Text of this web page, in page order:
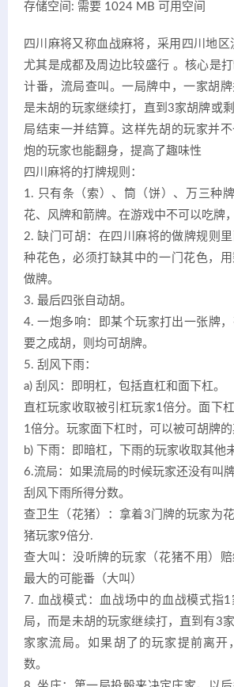
存储空间: 需要 1024 MB 可用空间
四川麻将又称血战麻将，采用四川地区
尤其是成都及周边比较盛行 。核心是打
计番，流局查叫。一局牌中，一家胡
是未胡的玩家继续打，直到3家胡牌或
局结束一并结算。这样先胡的玩家并
炮的玩家也能翻身，提高了趣味性
四川麻将的打牌规则：
1. 只有条（索）、筒（饼）、万三种
花、风牌和箭牌。在游戏中不可以吃牌
2. 缺门可胡：在四川麻将的做牌规则
种花色，必须打缺其中的一门花色，
做牌。
3. 最后四张自动胡。
4. 一炮多响：即某个玩家打出一张牌
要之成胡，则均可胡牌。
5. 刮风下雨：
a) 刮风：即明杠，包括直杠和面下杠。
直杠玩家收取被引杠玩家1倍分。面下
1倍分。玩家面下杠时，可以被可胡牌的
b) 下雨：即暗杠，下雨的玩家收取其他
6.流局：如果流局的时候玩家还没有叫
刮风下雨所得分数。
查卫生（花猪）：拿着3门牌的玩家为
猪玩家9倍分.
查大叫：没听牌的玩家（花猪不用）
最大的可能番（大叫）
7. 血战模式：血战场中的血战模式指
局，而是未胡的玩家继续打，直到有3
家家流局。如果胡了的玩家提前离开
数。